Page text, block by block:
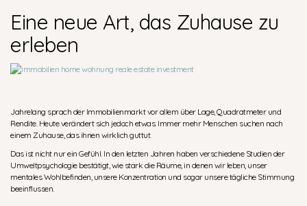
Eine neue Art, das Zuhause zu
erleben
Jahrelang sprach der Immobilienmarkt vor allem über Lage, Quadratmeter und
Rendite. Heute verändert sich jedoch etwas: Immer mehr Menschen suchen nach
einem Zuhause, das ihnen wirklich guttut.
Das ist nicht nur ein Gefühl. In den letzten Jahren haben verschiedene Studien der
Umweltpsychologie bestätigt, wie stark die Räume, in denen wir leben, unser
mentales Wohlbefinden, unsere Konzentration und sogar unsere tägliche Stimmung
beeinflussen.